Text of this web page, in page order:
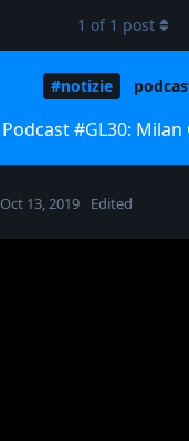
#notizie
#GL30: Milan
1 of 1 post
Oct 13, 2019 Edited